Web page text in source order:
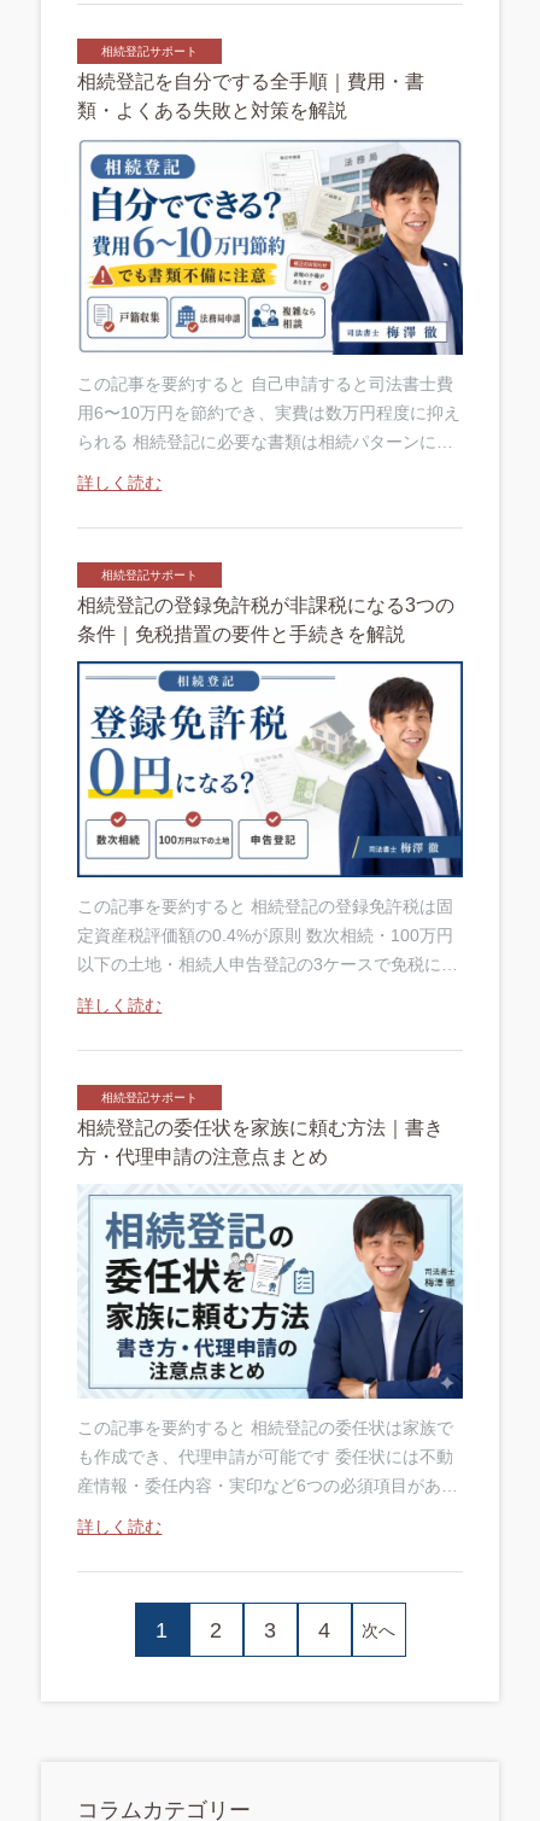
相続登記サポート
相続登記を自分でする全手順｜費用・書
類・よくある失敗と対策を解説
この記事を要約すると 自己申請すると司法書士費
用6〜10万円を節約でき、実費は数万円程度に抑え
られる 相続登記に必要な書類は相続パターンによ
って異なり、戸籍収集が最初の難関になる 書類の
詳しく読む
相続登記サポート
相続登記の登録免許税が非課税になる3つの
条件｜免税措置の要件と手続きを解説
この記事を要約すると 相続登記の登録免許税は固
定資産税評価額の0.4%が原則 数次相続・100万円
以下の土地・相続人申告登記の3ケースで免税にな
る 免税申請は登記申請書に租税特別措置法の条文
詳しく読む
相続登記サポート
相続登記の委任状を家族に頼む方法｜書き
方・代理申請の注意点まとめ
この記事を要約すると 相続登記の委任状は家族で
も作成でき、代理申請が可能です 委任状には不動
産情報・委任内容・実印など6つの必須項目があり
ます 書類の不備が申請却下の主な原因なので、事
詳しく読む
1 2 3 4 次へ
コラムカテゴリー